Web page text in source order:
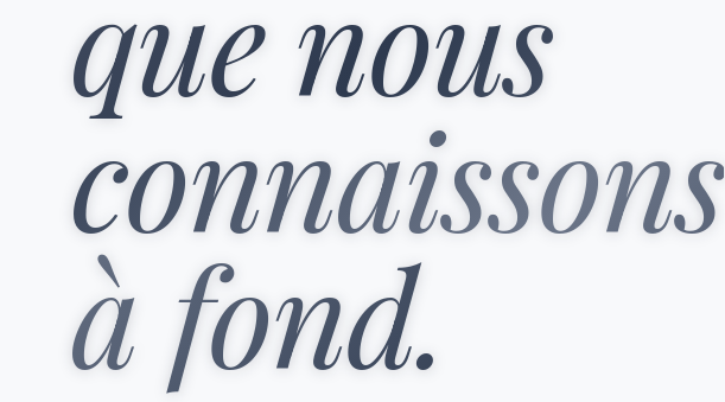
que nous
connaissons
à fond.